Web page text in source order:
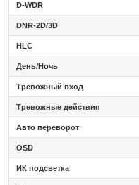
D-WDR
DNR-2D/3D
HLC
День/Ночь
Тревожный вход
Тревожные действия
Авто переворот
OSD
ИК подсветка